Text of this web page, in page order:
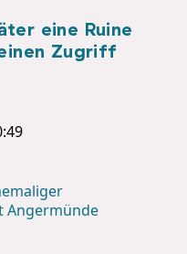
eine Ruine
Zugriff
Angermünde